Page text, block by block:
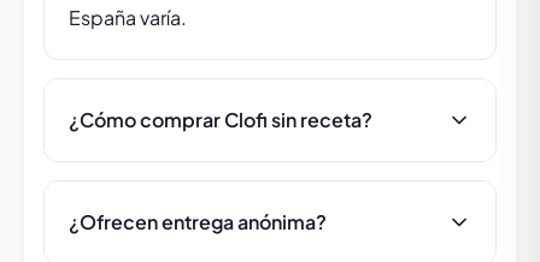
España varía.
¿Cómo comprar Clofi sin receta?
¿Ofrecen entrega anónima?